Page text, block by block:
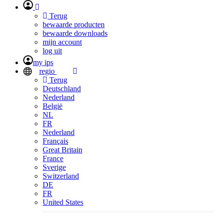
Terug
bewaarde producten
bewaarde downloads
mijn account
log uit
my ips
regio
Terug
Deutschland
Nederland
België
NL
FR
Nederland
Français
Great Britain
France
Sverige
Switzerland
DE
FR
United States